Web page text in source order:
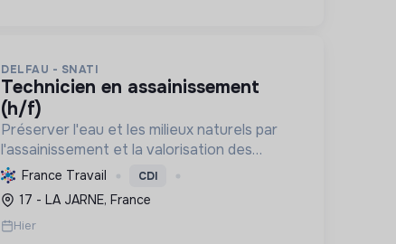
DELFAU - SNATI
technicien en assainissement
(h/f)
Préserver l'eau et les milieux naturels par
l'assainissement et la valorisation des
déchets. Contribuer à la transition
écologique via l'économie circulaire et la
décarbonation.
France Travail CDI
17 - LA JARNE, France
Hier